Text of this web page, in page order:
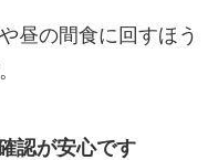
昼の間食に回すほう
認が安心です